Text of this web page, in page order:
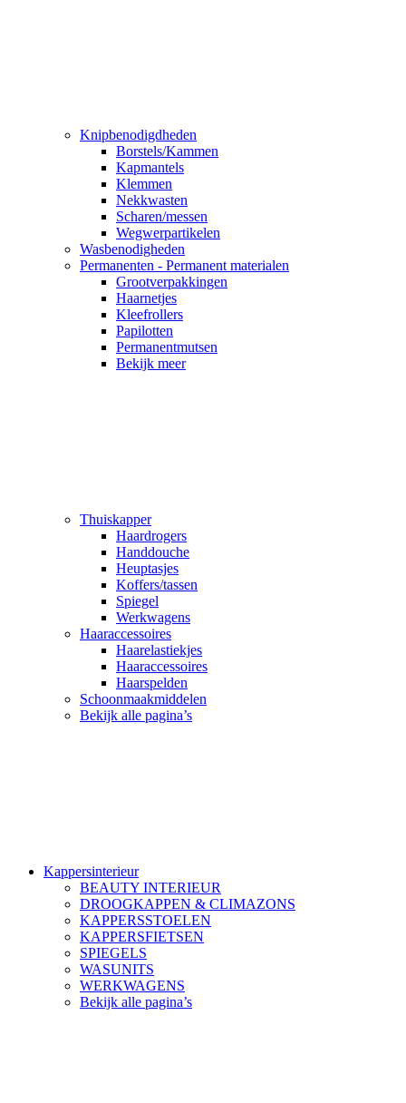
Knipbenodigdheden
Borstels/Kammen
Kapmantels
Klemmen
Nekkwasten
Scharen/messen
Wegwerpartikelen
Wasbenodigheden
Permanenten - Permanent materialen
Grootverpakkingen
Haarnetjes
Kleefrollers
Papilotten
Permanentmutsen
Bekijk meer
Thuiskapper
Haardrogers
Handdouche
Heuptasjes
Koffers/tassen
Spiegel
Werkwagens
Haaraccessoires
Haarelastiekjes
Haaraccessoires
Haarspelden
Schoonmaakmiddelen
Bekijk alle pagina’s
Kappersinterieur
BEAUTY INTERIEUR
DROOGKAPPEN & CLIMAZONS
KAPPERSSTOELEN
KAPPERSFIETSEN
SPIEGELS
WASUNITS
WERKWAGENS
Bekijk alle pagina’s